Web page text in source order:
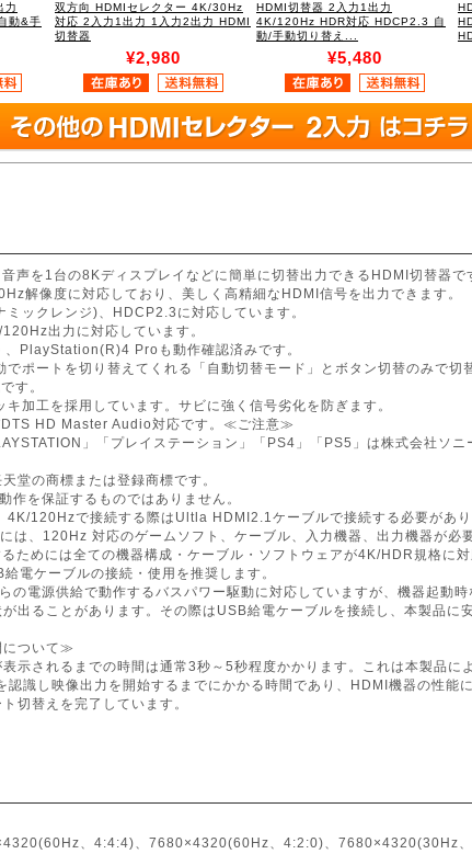
力
動&手
双方向 HDMIセレクター 4K/30Hz
対応 2入力1出力 1入力2出力 HDMI
切替器
¥2,980
HDMI切替器 2入力1出力
4K/120Hz HDR対応 HDCP2.3 自
動/手動切り替え...
¥5,480
声を1台の8Kディスプレイなどに簡単に切替出力できるHDMI切替器で
解像度に対応しており、美しく高精細なHDMI信号を出力できます。
ックレンジ)、HDCP2.3に対応しています。
出力に対応しています。
PlayStation(R)4 Proも動作確認済みです。
でポートを切り替えてくれる「自動切替モード」とボタン切替のみで切
す。
加工を採用しています。サビに強く信号劣化を防ぎます。
HD Master Audio対応です。≪ご注意≫
」「プレイステーション」「PS4」「PS5」は株式会社ソニ
の商標または登録商標です。
作を保証するものではありません。
120Hzで接続する際はUltla HDMI2.1ケーブルで接続する必要があり
、120Hz 対応のゲームソフト、ケーブル、入力機器、出力機器が必要
ためには全ての機器構成・ケーブル・ソフトウェアが4K/HDR規格に対
電ケーブルの接続・使用を推奨します。
の電源供給で動作するバスパワー駆動に対応していますが、機器起動
出ることがあります。その際はUSB給電ケーブルを接続し、本製品に
について≫
示されるまでの時間は通常3秒～5秒程度かかります。これは本製品に
認識し映像出力を開始するまでにかかる時間であり、HDMI機器の性能
切替えを完了しています。
、4:4:4)、7680×4320(60Hz、4:2:0)、7680×4320(30Hz